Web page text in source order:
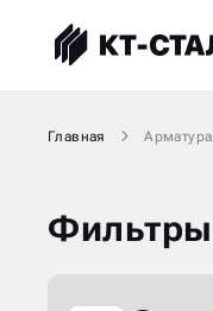
Главная Арматура
Фильтры